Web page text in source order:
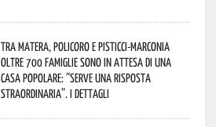
Tra Matera, Policoro e Pisticci-Marconia
oltre 700 famiglie sono in attesa di una
casa popolare: “serve una risposta
straordinaria”. I dettagli